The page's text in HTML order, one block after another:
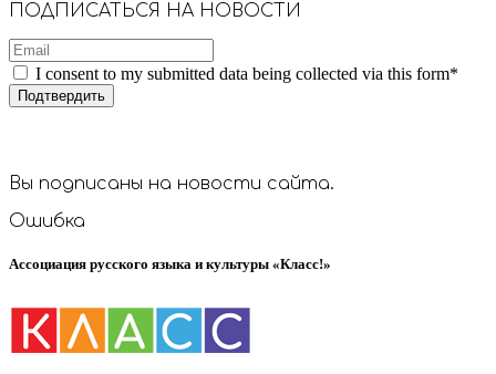
ПОДПИСАТЬСЯ НА НОВОСТИ
I consent to my submitted data being collected via this form*
Вы подписаны на новости сайта.
Ошибка
Ассоциация русского языка и культуры «Класс!»